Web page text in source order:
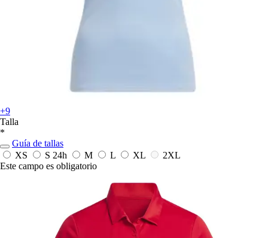
+9
Talla
*
Guía de tallas
XS
S 24h M L XL
2XL
Este campo es obligatorio